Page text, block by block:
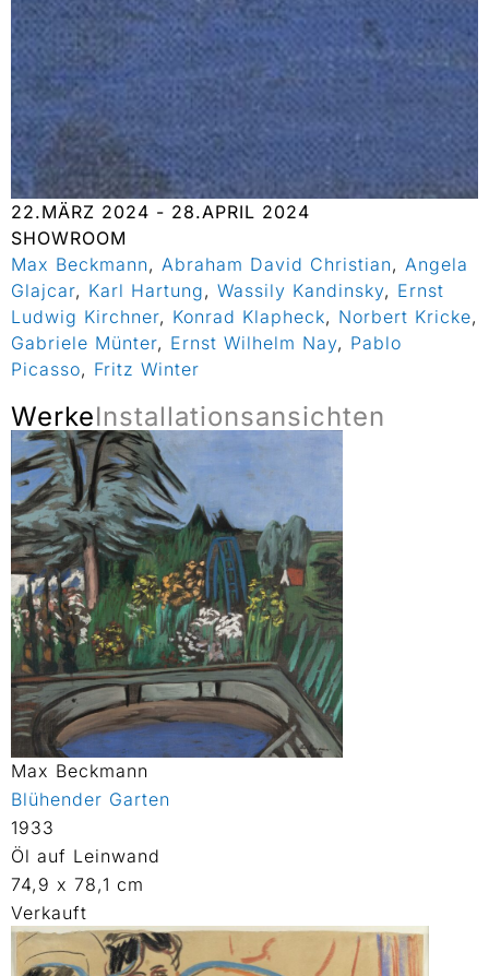
22.MÄRZ 2024 - 28.APRIL 2024
SHOWROOM
Max Beckmann, Abraham David Christian, Angela
Glajcar, Karl Hartung, Wassily Kandinsky, Ernst
Ludwig Kirchner, Konrad Klapheck, Norbert Kricke,
Gabriele Münter, Ernst Wilhelm Nay, Pablo
Picasso, Fritz Winter
WerkeInstallationsansichten
Max Beckmann
Blühender Garten
1933
Öl auf Leinwand
74,9 x 78,1 cm
Verkauft